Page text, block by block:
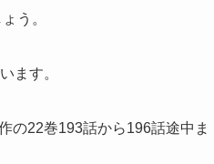
う。
ます。
の22巻193話から196話途中ま